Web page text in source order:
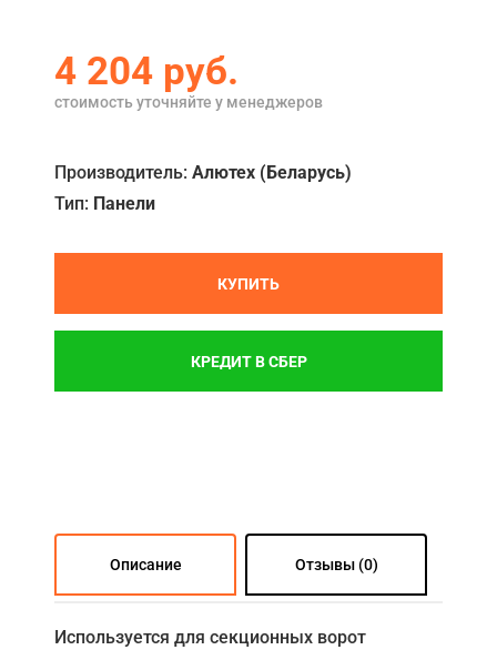
Где купить
Контакты
4 204 руб.
стоимость уточняйте у менеджеров
Производитель: Алютех (Беларусь)
Тип: Панели
КУПИТЬ
КРЕДИТ В СБЕР
Описание Отзывы (0)
Используется для секционных ворот